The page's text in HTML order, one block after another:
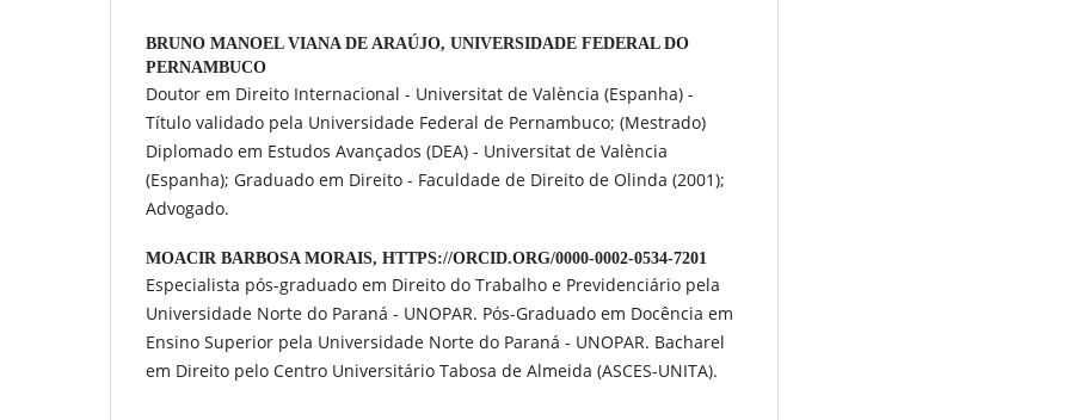
BRUNO MANOEL VIANA DE ARAÚJO, UNIVERSIDADE FEDERAL DO
PERNAMBUCO
Doutor em Direito Internacional - Universitat de València (Espanha) -
Título validado pela Universidade Federal de Pernambuco; (Mestrado)
Diplomado em Estudos Avançados (DEA) - Universitat de València
(Espanha); Graduado em Direito - Faculdade de Direito de Olinda (2001);
Advogado.
MOACIR BARBOSA MORAIS, HTTPS://ORCID.ORG/0000-0002-0534-7201
Especialista pós-graduado em Direito do Trabalho e Previdenciário pela
Universidade Norte do Paraná - UNOPAR. Pós-Graduado em Docência em
Ensino Superior pela Universidade Norte do Paraná - UNOPAR. Bacharel
em Direito pelo Centro Universitário Tabosa de Almeida (ASCES-UNITA).